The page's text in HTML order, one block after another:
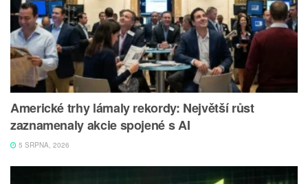
Americké trhy lámaly rekordy: Největší růst
zaznamenaly akcie spojené s AI
5 SRPNA, 2026